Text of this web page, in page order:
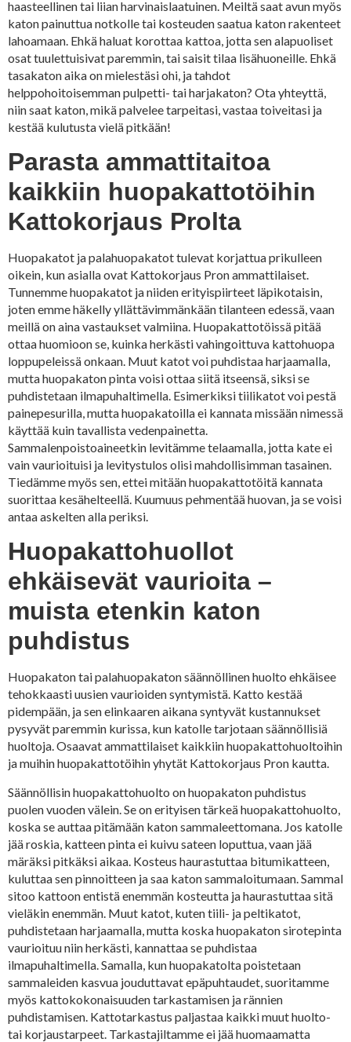
haasteellinen tai liian harvinaislaatuinen. Meiltä saat avun myös
katon painuttua notkolle tai kosteuden saatua katon rakenteet
lahoamaan. Ehkä haluat korottaa kattoa, jotta sen alapuoliset
osat tuulettuisivat paremmin, tai saisit tilaa lisähuoneille. Ehkä
tasakaton aika on mielestäsi ohi, ja tahdot
helppohoitoisemman pulpetti- tai harjakaton? Ota yhteyttä,
niin saat katon, mikä palvelee tarpeitasi, vastaa toiveitasi ja
kestää kulutusta vielä pitkään!
Parasta ammattitaitoa
kaikkiin huopakattotöihin
Kattokorjaus Prolta
Huopakatot ja palahuopakatot tulevat korjattua prikulleen
oikein, kun asialla ovat Kattokorjaus Pron ammattilaiset.
Tunnemme huopakatot ja niiden erityispiirteet läpikotaisin,
joten emme häkelly yllättävimmänkään tilanteen edessä, vaan
meillä on aina vastaukset valmiina. Huopakattotöissä pitää
ottaa huomioon se, kuinka herkästi vahingoittuva kattohuopa
loppupeleissä onkaan. Muut katot voi puhdistaa harjaamalla,
mutta huopakaton pinta voisi ottaa siitä itseensä, siksi se
puhdistetaan ilmapuhaltimella. Esimerkiksi tiilikatot voi pestä
painepesurilla, mutta huopakatoilla ei kannata missään nimessä
käyttää kuin tavallista vedenpainetta.
Sammalenpoistoaineetkin levitämme telaamalla, jotta kate ei
vain vaurioituisi ja levitystulos olisi mahdollisimman tasainen.
Tiedämme myös sen, ettei mitään huopakattotöitä kannata
suorittaa kesähelteellä. Kuumuus pehmentää huovan, ja se voisi
antaa askelten alla periksi.
Huopakattohuollot
ehkäisevät vaurioita –
muista etenkin katon
puhdistus
Huopakaton tai palahuopakaton säännöllinen huolto ehkäisee
tehokkaasti uusien vaurioiden syntymistä. Katto kestää
pidempään, ja sen elinkaaren aikana syntyvät kustannukset
pysyvät paremmin kurissa, kun katolle tarjotaan säännöllisiä
huoltoja. Osaavat ammattilaiset kaikkiin huopakattohuoltoihin
ja muihin huopakattotöihin yhytät Kattokorjaus Pron kautta.
Säännöllisin huopakattohuolto on huopakaton puhdistus
puolen vuoden välein. Se on erityisen tärkeä huopakattohuolto,
koska se auttaa pitämään katon sammaleettomana. Jos katolle
jää roskia, katteen pinta ei kuivu sateen loputtua, vaan jää
märäksi pitkäksi aikaa. Kosteus haurastuttaa bitumikatteen,
kuluttaa sen pinnoitteen ja saa katon sammaloitumaan. Sammal
sitoo kattoon entistä enemmän kosteutta ja haurastuttaa sitä
vieläkin enemmän. Muut katot, kuten tiili- ja peltikatot,
puhdistetaan harjaamalla, mutta koska huopakaton sirotepinta
vaurioituu niin herkästi, kannattaa se puhdistaa
ilmapuhaltimella. Samalla, kun huopakatolta poistetaan
sammaleiden kasvua jouduttavat epäpuhtaudet, suoritamme
myös kattokokonaisuuden tarkastamisen ja rännien
puhdistamisen. Kattotarkastus paljastaa kaikki muut huolto-
tai korjaustarpeet. Tarkastajiltamme ei jää huomaamatta